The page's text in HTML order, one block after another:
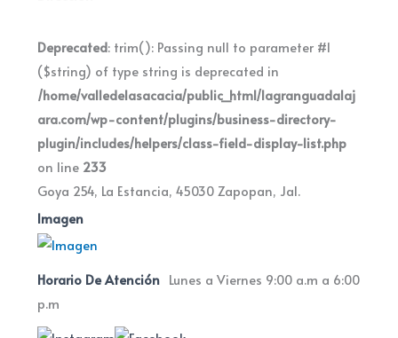
Deprecated: trim(): Passing null to parameter #1
($string) of type string is deprecated in
/home/valledelasacacia/public_html/lagranguadalaj
ara.com/wp-content/plugins/business-directory-
plugin/includes/helpers/class-field-display-list.php
on line 233
Goya 254, La Estancia, 45030 Zapopan, Jal.
Imagen
Horario De Atención Lunes a Viernes 9:00 a.m a 6:00
p.m